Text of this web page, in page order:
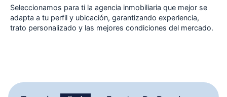
Seleccionamos para ti la agencia inmobiliaria que mejor se
adapta a tu perfil y ubicación, garantizando experiencia,
trato personalizado y las mejores condiciones del mercado.